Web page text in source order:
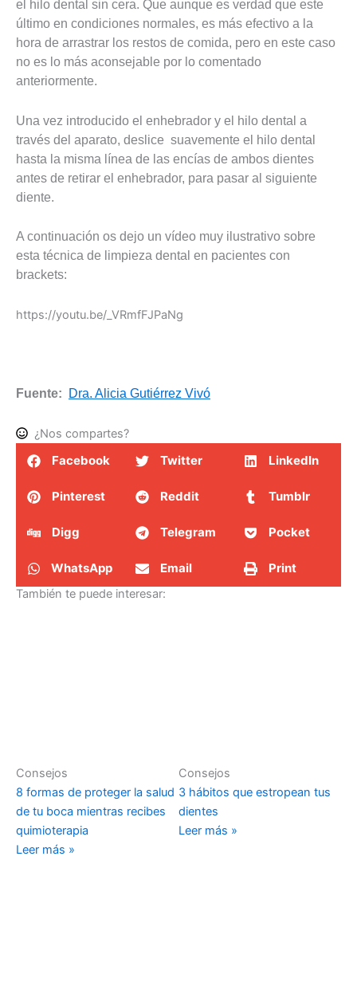
el hilo dental sin cera. Que aunque es verdad que este
último en condiciones normales, es más efectivo a la
hora de arrastrar los restos de comida, pero en este caso
no es lo más aconsejable por lo comentado
anteriormente.
Una vez introducido el enhebrador y el hilo dental a
través del aparato, deslice suavemente el hilo dental
hasta la misma línea de las encías de ambos dientes
antes de retirar el enhebrador, para pasar al siguiente
diente.
A continuación os dejo un vídeo muy ilustrativo sobre
esta técnica de limpieza dental en pacientes con
brackets:
https://youtu.be/_VRmfFJPaNg
Fuente: Dra. Alicia Gutiérrez Vivó
¿Nos compartes?
Facebook Twitter LinkedIn
Pinterest Reddit Tumblr
Digg Telegram Pocket
WhatsApp Email Print
También te puede interesar:
Consejos
8 formas de proteger la salud
de tu boca mientras recibes
quimioterapia
Leer más »
Consejos
3 hábitos que estropean tus
dientes
Leer más »